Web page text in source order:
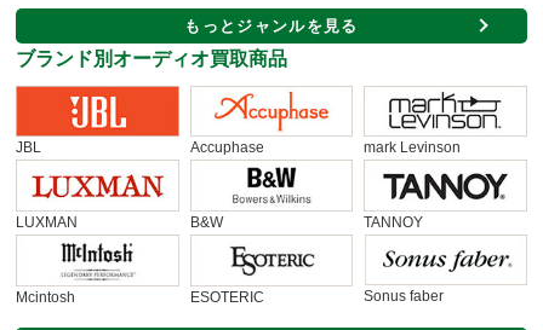
もっとジャンルを見る
ブランド別オーディオ買取商品
JBL Accuphase mark Levinson
LUXMAN B&W TANNOY
Mcintosh ESOTERIC Sonus faber